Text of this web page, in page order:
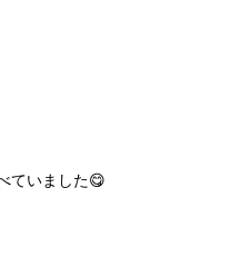
ていました😋